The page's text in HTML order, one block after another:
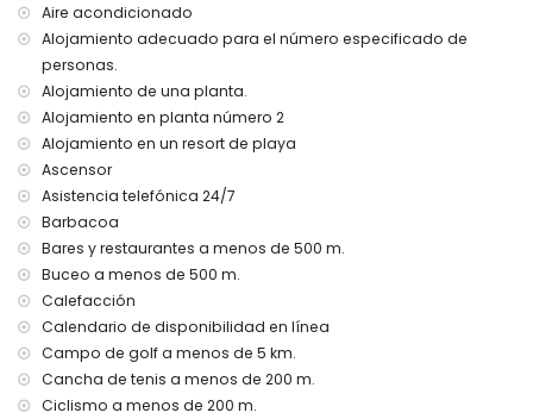
pueblo más cercano: San Juan de los Terreros (dentro de
1000 metros del apartamento)
orilla o costa más cercana a menos de 500 metros del
apartamento
playa más cercana: Playa de Nardos (dentro de 500
metros del apartamento)
aeropuerto más cercano: Alicante (> 100 kilómetros)
segundo aeropuerto más cercano: Almería/Murcia (dentro
de 100 kilómetros del apartamento)
transporte público cercano: autobús a menos de 200
metros y tren a menos de 15 kilómetros
no se permiten mascotas
El edificio donde se encuentra el alojamiento dispone de
El alojamiento es muy adecuado para familias con niños.
Servicios e instalaciones privadas incluidos en el precio del
alquiler
Aire acondicionado
Alojamiento adecuado para el número especificado de
personas.
Alojamiento de una planta.
Alojamiento en planta número 2
Alojamiento en un resort de playa
Ascensor
Asistencia telefónica 24/7
Barbacoa
Bares y restaurantes a menos de 500 m.
Buceo a menos de 500 m.
Calefacción
Calendario de disponibilidad en línea
Campo de golf a menos de 5 km.
Cancha de tenis a menos de 200 m.
Ciclismo a menos de 200 m.